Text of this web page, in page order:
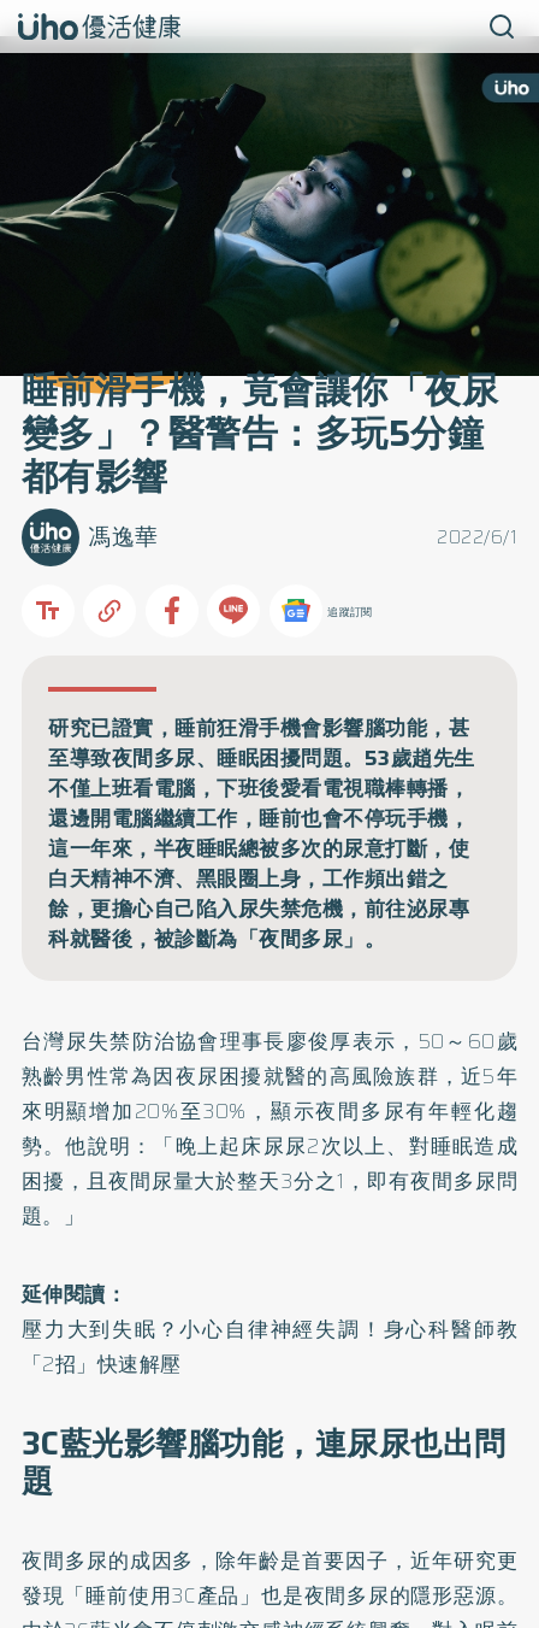
睡前滑手機，竟會讓你「夜尿
變多」？醫警告：多玩5分鐘
都有影響
2022/6/1
馮逸華
追蹤訂閱
研究已證實，睡前狂滑手機會影響腦功能，甚
至導致夜間多尿、睡眠困擾問題。53歲趙先生
不僅上班看電腦，下班後愛看電視職棒轉播，
還邊開電腦繼續工作，睡前也會不停玩手機，
這一年來，半夜睡眠總被多次的尿意打斷，使
白天精神不濟、黑眼圈上身，工作頻出錯之
餘，更擔心自己陷入尿失禁危機，前往泌尿專
科就醫後，被診斷為「夜間多尿」。
台灣尿失禁防治協會理事長廖俊厚表示，50～60歲
熟齡男性常為因夜尿困擾就醫的高風險族群，近5年
來明顯增加20%至30%，顯示夜間多尿有年輕化趨
勢。他說明：「晚上起床尿尿2次以上、對睡眠造成
困擾，且夜間尿量大於整天3分之1，即有夜間多尿問
題。」
延伸閱讀：
壓力大到失眠？小心自律神經失調！身心科醫師教
「2招」快速解壓
3C藍光影響腦功能，連尿尿也出問
題
夜間多尿的成因多，除年齡是首要因子，近年研究更
發現「睡前使用3C產品」也是夜間多尿的隱形惡源。